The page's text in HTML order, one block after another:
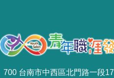
700 台南市中西區北門路一段